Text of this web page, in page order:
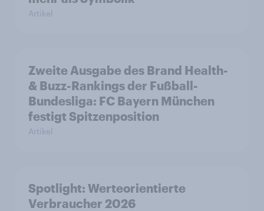
Artikel
Zweite Ausgabe des Brand Health-
& Buzz-Rankings der Fußball-
Bundesliga: FC Bayern München
festigt Spitzenposition
Artikel
Spotlight: Werteorientierte
Verbraucher 2026